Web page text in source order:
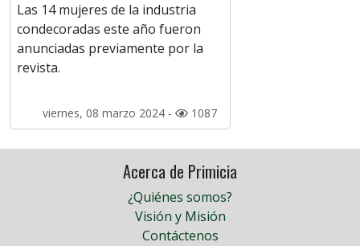
Las 14 mujeres de la industria
condecoradas este año fueron
anunciadas previamente por la
revista.
viernes, 08 marzo 2024 - 1087
Acerca de Primicia
¿Quiénes somos?
Visión y Misión
Contáctenos